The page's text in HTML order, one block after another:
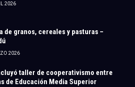
2026
de granos, cereales y pasturas –
2026
taller de cooperativismo entre
de Educación Media Superior